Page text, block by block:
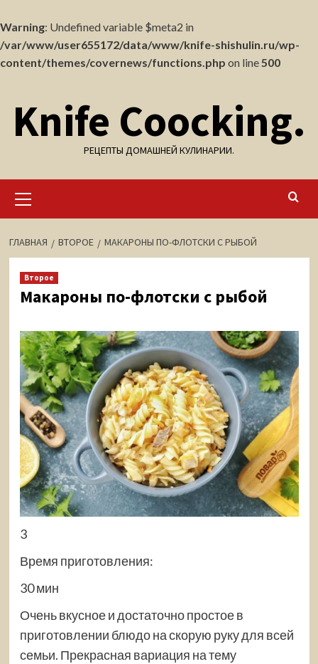
Warning: Undefined variable $meta2 in
/var/www/user655172/data/www/knife-shishulin.ru/wp-
content/themes/covernews/functions.php on line500
содержимому
Knife Coocking.
РЕЦЕПТЫ ДОМАШНЕЙ КУЛИНАРИИ.
меню
ГЛАВНАЯ ВТОРОЕ МАКАРОНЫ ПО-ФЛОТСКИ С РЫБОЙ
Второе
Макароны по-флотски с рыбой
3
Время приготовления:
30 мин
Очень вкусное и достаточно простое в
приготовлении блюдо на скорую руку для всей
семьи. Прекрасная вариация на тему